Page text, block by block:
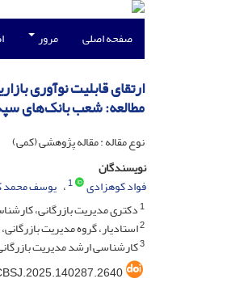
صفحه اصلی مرور
ارتقای قابلیت نوآوری
مطالعه: شعب بانک‌های
نوع مقاله : مقاله پژوهشی (کمی)
نویسندگان
فواد کوهزادی
1 یوسف محمد
1دکتری مدیریت بازرگانی،
2استادیار، گروه مدیریت
3کارشناسی ارشد مدیریت